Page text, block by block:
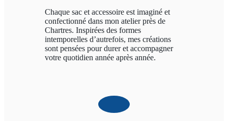
Chaque sac et accessoire est imaginé et
confectionné dans mon atelier près de
Chartres. Inspirées des formes
intemporelles d’autrefois, mes créations
sont pensées pour durer et accompagner
votre quotidien année après année.